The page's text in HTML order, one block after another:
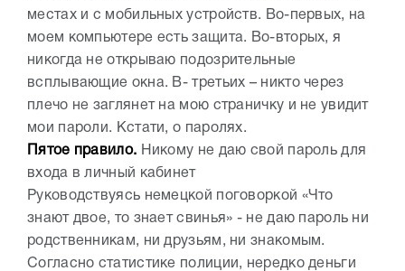
местах и с мобильных устройств. Во-первых, на
моем компьютере есть защита. Во-вторых, я
никогда не открываю подозрительные
всплывающие окна. В- третьих – никто через
плечо не заглянет на мою страничку и не увидит
мои пароли. Кстати, о паролях.
Пятое правило. Никому не даю свой пароль для
входа в личный кабинет
Руководствуясь немецкой поговоркой «Что
знают двое, то знает свинья» - не даю пароль ни
родственникам, ни друзьям, ни знакомым.
Согласно статистике полиции, нередко деньги